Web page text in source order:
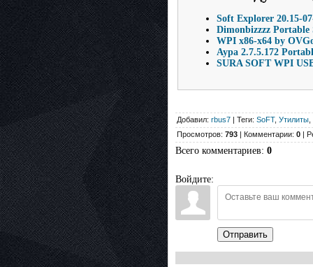
Soft Explorer 20.15-
Dimonbizzzz Portable
WPI x86-x64 by
Аура 2.7.5.172
SURA SOFT WPI
Добавил: rbus7 | Теги: SoFT, Утилиты
Просмотров: 793 | Комментарии: 0 |
Всего комментариев: 0
Войдите:
Отправить